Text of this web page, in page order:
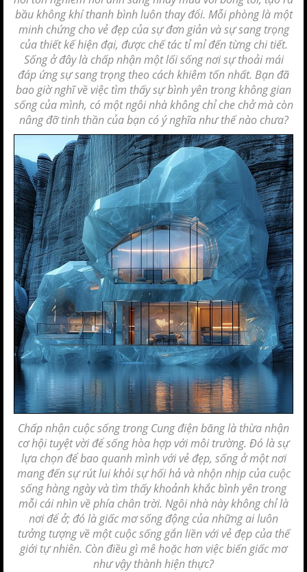
bầu không khí thanh bình luôn thay đổi. Mỗi phòng là một
minh chứng cho vẻ đẹp của sự đơn giản và sựsang trọng
của thiết kế hiện đại, được chế tác tỉ mỉ đến từng chi tiết.
Sống ở đây là chấp nhận một lối sống nơi sự thoải mái
đáp ứng sựsang trọngtheo cách khiêm tốn nhất. Bạn đã
bao giờ nghĩ về việc tìm thấy sự bình yên trongkhông gian
sốngcủa mình, có một ngôi nhà không chỉ che chở mà còn
nâng đỡ tinh thần của bạn có ý nghĩa như thế nào chưa?
Chấp nhận cuộc sống trong Cung điện băng là thừa nhận
cơ hội tuyệt vời để sống hòa hợp với môi trường. Đó là sự
lựa chọn để bao quanh mình với vẻ đẹp, sống ở một nơi
mang đến sự rút lui khỏi sự hối hả và nhộn nhịp của cuộc
sống hàng ngày và tìm thấy khoảnh khắc bình yên trong
mỗi cái nhìn về phía chân trời. Ngôi nhà này không chỉ là
nơi để ở; đó là giấc mơ sống động của những ai luôn
tưởng tượng về một cuộc sống gắn liền với vẻ đẹp của thế
giới tự nhiên. Còn điều gì mê hoặc hơn việc biến giấc mơ
như vậy thành hiện thực?